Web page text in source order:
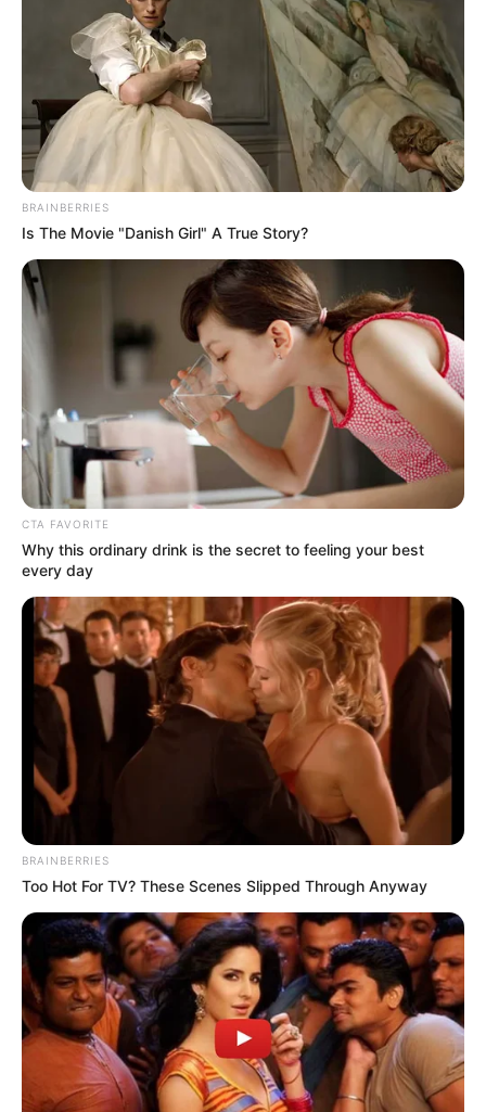
A fideszes TV2 vezérigazgatója, Vaszily Miklós
felmentette pozíciójából Szalai Vivien
hírigazgatót.
Jelentős változást jelentett be a TV2: a csatorna
megszünteti a hírigazgatói pozíciót, és ezzel
együtt felmentették tisztségéből Szalai Vivient. A
döntést Vaszily Miklós vezérigazgató hozta meg,
néhány nappal az országgyűlési választásokat
követően.
BRAINBERRIES
Is The Movie "Danish Girl" A True Story?
CTA FAVORITE
Why this ordinary drink is the secret to feeling your best
every day
BRAINBERRIES
Too Hot For TV? These Scenes Slipped Through Anyway